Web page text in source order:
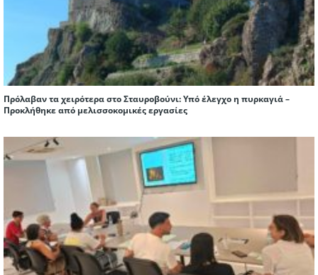
Πρόλαβαν τα χειρότερα στο Σταυροβούνι: Υπό έλεγχο η πυρκαγιά –
Προκλήθηκε από μελισσοκομικές εργασίες